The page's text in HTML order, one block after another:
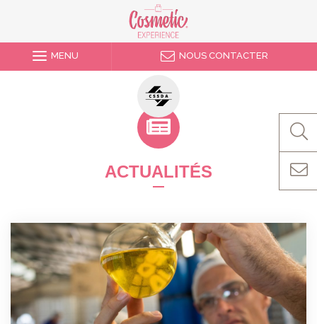
MENU NOUS CONTACTER
ACTUALITÉS